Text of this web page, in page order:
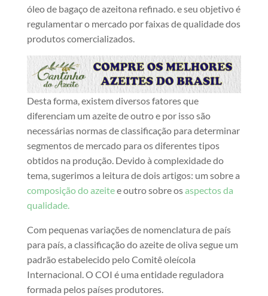
óleo de bagaço de azeitona refinado. e seu objetivo é
regulamentar o mercado por faixas de qualidade dos
produtos comercializados.
Desta forma, existem diversos fatores que
diferenciam um azeite de outro e por isso são
necessárias normas de classificação para determinar
segmentos de mercado para os diferentes tipos
obtidos na produção. Devido à complexidade do
tema, sugerimos a leitura de dois artigos: um sobre a
composição do azeitee outro sobre osaspectos da
qualidade.
Com pequenas variações de nomenclatura de país
para país, a classificação do azeite de oliva segue um
padrão estabelecido pelo Comitê oleícola
Internacional. O COI é uma entidade reguladora
formada pelos países produtores.